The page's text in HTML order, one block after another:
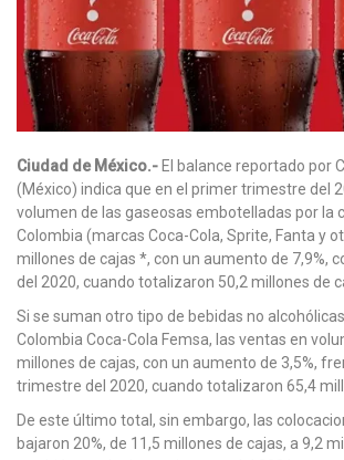
Ciudad de México.- El balance reportado por
(México) indica que en el primer trimestre del
volumen de las gaseosas embotelladas por la
Colombia (marcas Coca-Cola, Sprite, Fanta y
millones de cajas *, con un aumento de 7,9%,
del 2020, cuando totalizaron 50,2 millones de
Si se suman otro tipo de bebidas no
Colombia Coca-Cola Femsa, las ventas en
millones de cajas, con un aumento de 3,5%,
trimestre del 2020, cuando totalizaron 65,4
De este último total, sin embargo, las
bajaron 20%, de 11,5 millones de cajas, a 9,2